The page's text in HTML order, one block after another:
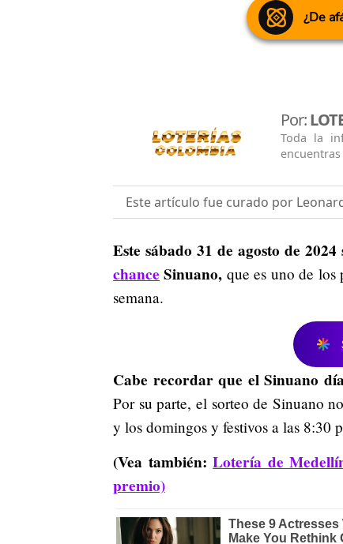
¿De
Por:
Toda la
Este artículo fue curado por
Este sábado 31 de agosto de
chance Sinuano, que es uno de los
semana.
Cabe recordar que el Sinuano
Por su parte, el sorteo de Sinuano
y los domingos y festivos a las 8:30
(Vea también:Lotería de
premio)